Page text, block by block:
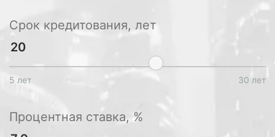
Срок кредитования, лет
5 лет 30 лет
Процентная ставка, %